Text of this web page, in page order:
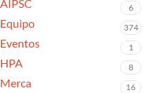
AIPSC 6
Equipo 374
Eventos 1
HPA 8
Merca 16